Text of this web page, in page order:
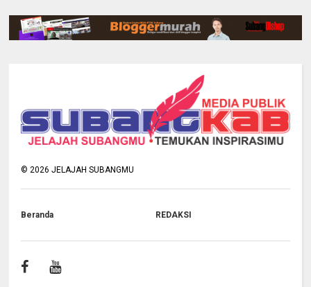
©2026 JELAJAH SUBANGMU
Beranda REDAKSI